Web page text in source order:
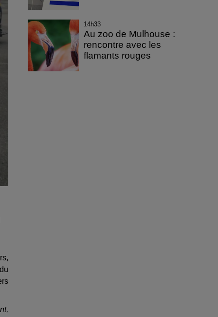
14h33
Au zoo de Mulhouse :
rencontre avec les
flamants rouges